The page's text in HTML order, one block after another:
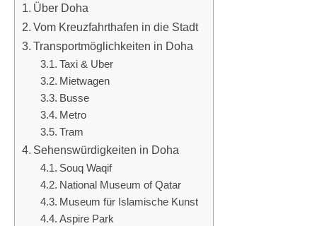
Über Doha
Vom Kreuzfahrthafen in die Stadt
Transportmöglichkeiten in Doha
Taxi & Uber
Mietwagen
Busse
Metro
Tram
Sehenswürdigkeiten in Doha
Souq Waqif
National Museum of Qatar
Museum für Islamische Kunst
Aspire Park